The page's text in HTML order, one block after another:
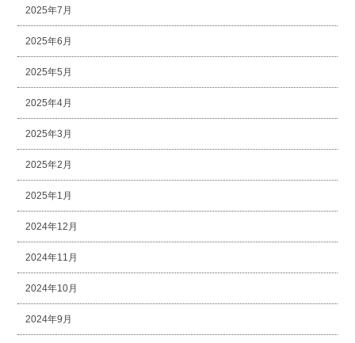
2025年7月
2025年6月
2025年5月
2025年4月
2025年3月
2025年2月
2025年1月
2024年12月
2024年11月
2024年10月
2024年9月